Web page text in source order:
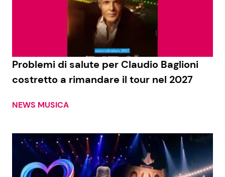
Problemi di salute per Claudio Baglioni
costretto a rimandare il tour nel 2027
NEWS MUSICA